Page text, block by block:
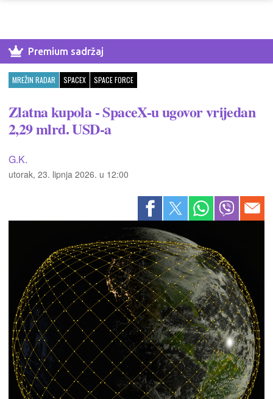
Premium sadržaj
MREŽIN RADAR SPACEX SPACE FORCE
Zlatna kupola - SpaceX-u ugovor vrijedan
2,29 mlrd. USD-a
G.K.
utorak, 23. lipnja 2026. u 12:00